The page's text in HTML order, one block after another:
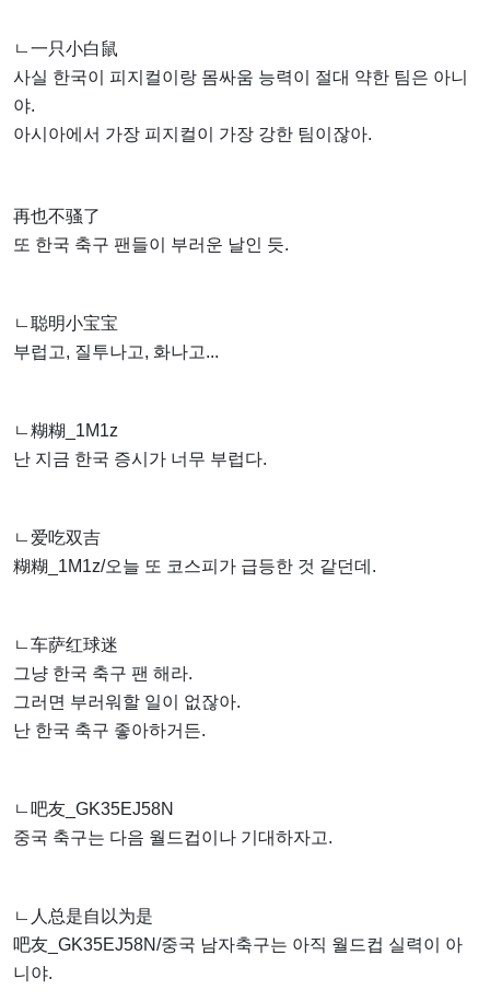
ㄴ一只小白鼠
사실 한국이 피지컬이랑 몸싸움 능력이 절대 약한 팀은 아니
야.
아시아에서 가장 피지컬이 가장 강한 팀이잖아.
再也不骚了
또 한국 축구 팬들이 부러운 날인 듯.
ㄴ聪明小宝宝
부럽고, 질투나고, 화나고...
ㄴ糊糊_1M1z
난 지금 한국 증시가 너무 부럽다.
ㄴ爱吃双吉
糊糊_1M1z/오늘 또 코스피가 급등한 것 같던데.
ㄴ车萨红球迷
그냥 한국 축구 팬 해라.
그러면 부러워할 일이 없잖아.
난 한국 축구 좋아하거든.
ㄴ吧友_GK35EJ58N
중국 축구는 다음 월드컵이나 기대하자고.
ㄴ人总是自以为是
吧友_GK35EJ58N/중국 남자축구는 아직 월드컵 실력이 아
니야.